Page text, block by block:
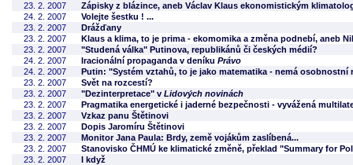
23. 2. 2007
Zápisky z blázince, aneb Václav Klaus ekonomistickým
24. 2. 2007
Volejte šestku ! ...
23. 2. 2007
Drážďany
23. 2. 2007
Klaus a klima, to je prima - ekomomika a změna podnebí, aneb
23. 2. 2007
"Studená válka" Putinova, republikánů či českých médií?
24. 2. 2007
Iracionální propaganda v deníku Právo
24. 2. 2007
Putin: "Systém vztahů, to je jako matematika - nemá osobnostní
23. 2. 2007
Svět na rozcestí?
23. 2. 2007
"Dezinterpretace" v Lidových novinách
23. 2. 2007
Pragmatika energetické i jaderné bezpečnosti - vyvážená
23. 2. 2007
Vzkaz panu Štětinovi
23. 2. 2007
Dopis Jaromíru Štětinovi
23. 2. 2007
Monitor Jana Paula: Brdy, země vojákům zaslíbená...
23. 2. 2007
Stanovisko ČHMÚ ke klimatické změně, překlad "Summary for
23. 2. 2007
I když